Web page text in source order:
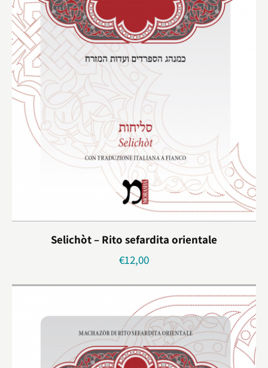
Selichòt – Rito sefardita orientale
€12,00